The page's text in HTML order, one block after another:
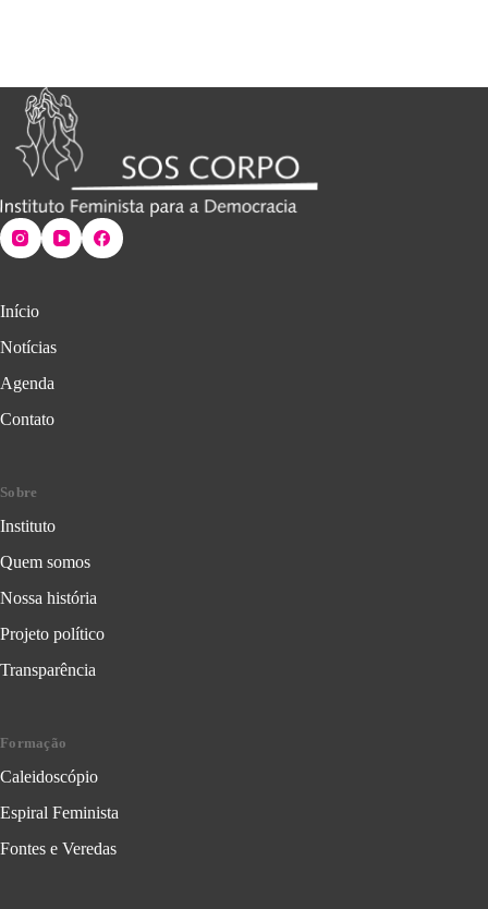
Início
Notícias
Agenda
Contato
Sobre
Instituto
Quem somos
Nossa história
Projeto político
Transparência
Formação
Caleidoscópio
Espiral Feminista
Fontes e Veredas